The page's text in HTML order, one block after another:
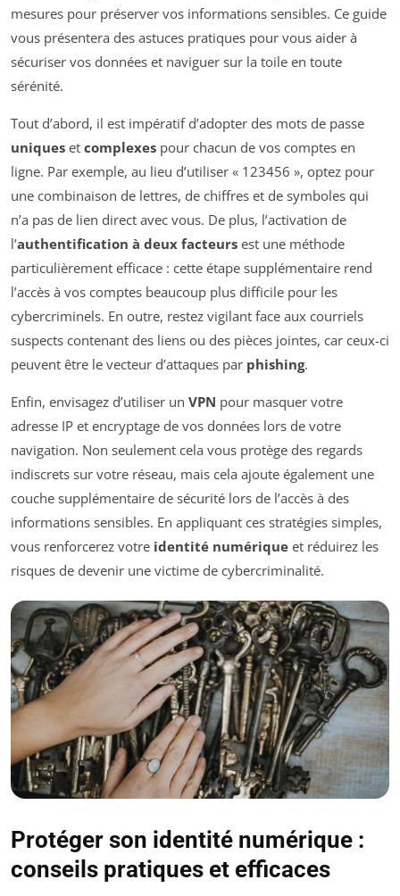
mesures pour préserver vos informations sensibles. Ce guide
vous présentera des astuces pratiques pour vous aider à
sécuriser vos données et naviguer sur la toile en toute
sérénité.
Tout d’abord, il est impératif d’adopter des mots de passe
uniques et complexes pour chacun de vos comptes en
ligne. Par exemple, au lieu d’utiliser « 123456 », optez pour
une combinaison de lettres, de chiffres et de symboles qui
n’a pas de lien direct avec vous. De plus, l’activation de
l’authentification à deux facteurs est une méthode
particulièrement efficace : cette étape supplémentaire rend
l’accès à vos comptes beaucoup plus difficile pour les
cybercriminels. En outre, restez vigilant face aux courriels
suspects contenant des liens ou des pièces jointes, car ceux-ci
peuvent être le vecteur d’attaques par phishing.
Enfin, envisagez d’utiliser un VPN pour masquer votre
adresse IP et encryptage de vos données lors de votre
navigation. Non seulement cela vous protège des regards
indiscrets sur votre réseau, mais cela ajoute également une
couche supplémentaire de sécurité lors de l’accès à des
informations sensibles. En appliquant ces stratégies simples,
vous renforcerez votre identité numérique et réduirez les
risques de devenir une victime de cybercriminalité.
Protéger son identité numérique :
conseils pratiques et efficaces